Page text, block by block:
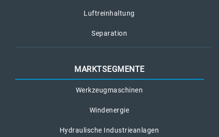
Luftreinhaltung
Separation
MARKTSEGMENTE
Werkzeugmaschinen
Windenergie
Hydraulische Industrieanlagen